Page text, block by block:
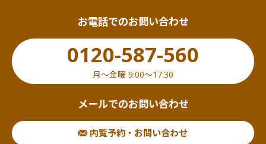
お電話でのお問い合わせ
0120-587-560
月〜金曜 9:00〜17:30
メールでのお問い合わせ
内覧予約・お問い合わせ